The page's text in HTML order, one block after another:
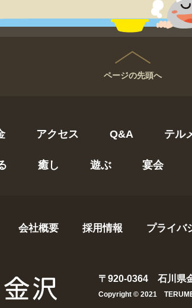
ページの先頭へ
アクセス Q&A テル
癒し 遊ぶ 宴会
会社概要 採用情報 プライバ
〒920-0364 石川県
Copyright © 2021